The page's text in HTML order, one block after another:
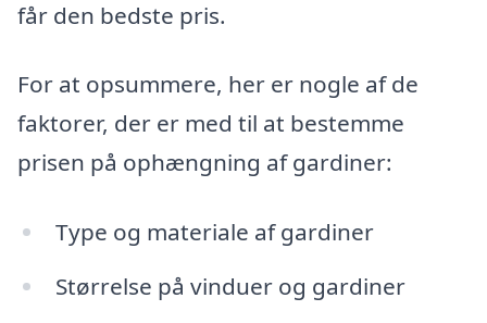
får den bedste pris.
For at opsummere, her er nogle af de
faktorer, der er med til at bestemme
prisen på ophængning af gardiner:
Type og materiale af gardiner
Størrelse på vinduer og gardiner